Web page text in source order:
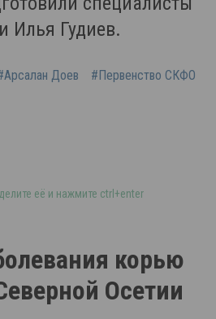
Илья Гудиев.
Доев #Первенство СКФО
её и нажмите ctrl+enter
корью
Осетии